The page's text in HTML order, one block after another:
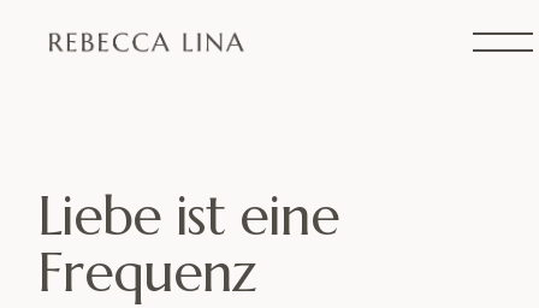
Liebe ist eine
Frequenz